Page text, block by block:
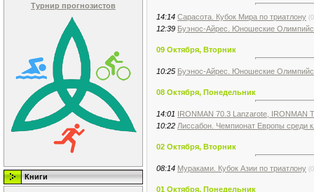
Турнир прогнозистов
Книги
14:14 Сарасота. Кубок Мира по триатлону
12:39 Буэнос-Айрес. Юношеские
09 Октября, Вторник
10:25 Буэнос-Айрес. Юношеские
08 Октября, Понедельник
14:01 IRONMAN 70.3 Lanzarote, IRONMAN
10:22 Лиссабон. Чемпионат Европы среди
02 Октября, Вторник
08:14 Мураками. Кубок Азии по триатлону
01 Октября, Понедельник